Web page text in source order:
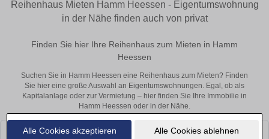
Alle Cookies akzeptieren Alle Cookies ablehnen
Reihenhaus Mieten Hamm Heessen - Eigentumswohnung
in der Nähe finden auch von privat
Finden Sie hier Ihre Reihenhaus zum Mieten in Hamm
Heessen
Suchen Sie in Hamm Heessen eine Reihenhaus zum Mieten? Finden
Sie hier eine große Auswahl an Eigentumswohnungen. Egal, ob als
Kapitalanlage oder zur Vermietung – hier finden Sie Ihre Immobilie in
Hamm Heessen oder in der Nähe.
Leider konnten wir derzeit keine passenden Objekte finden. Schauen Sie